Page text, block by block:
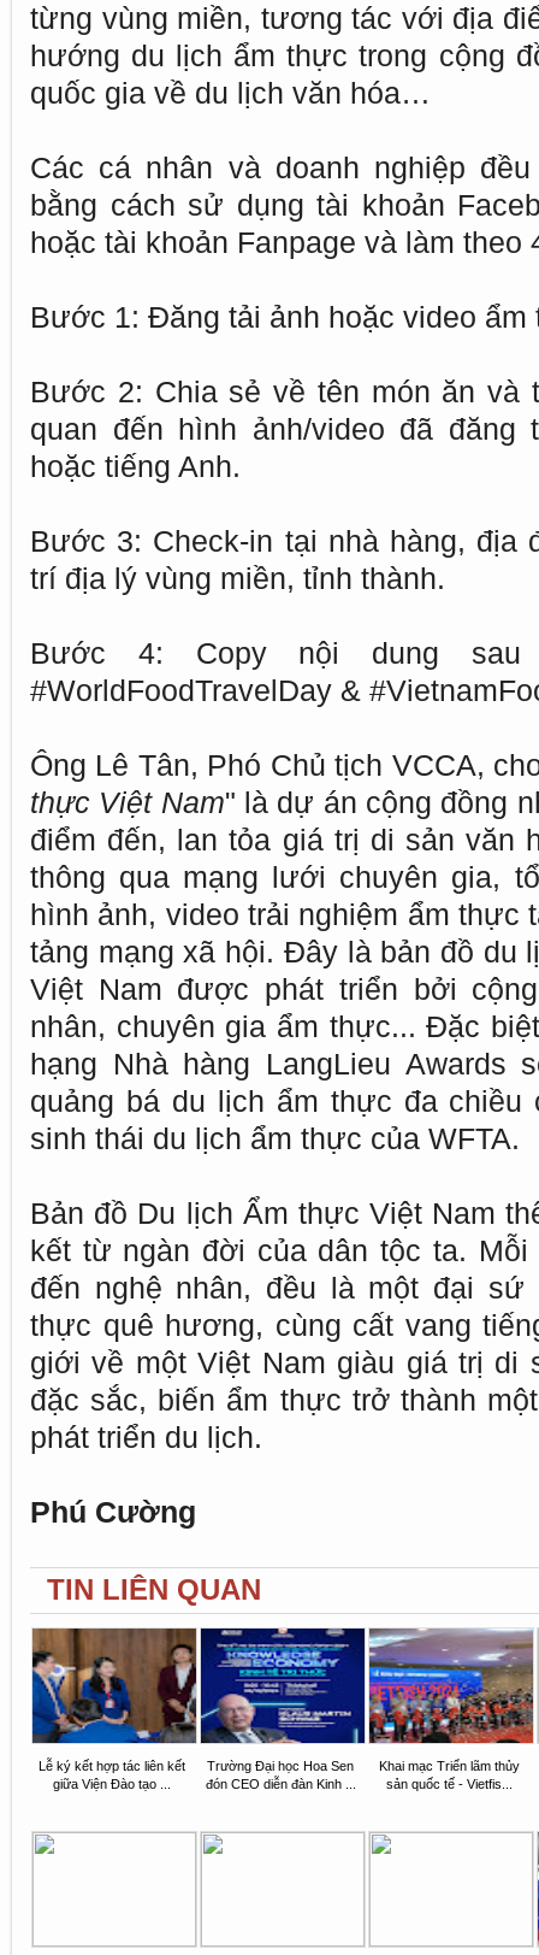
từng vùng miền, tương tác với địa
hướng du lịch ẩm thực trong cộng
quốc gia về du lịch văn hóa…
Các cá nhân và doanh nghiệp
bằng cách sử dụng tài khoản
hoặc tài khoản Fanpage và làm theo
Bước 1: Đăng tải ảnh hoặc video
Bước 2: Chia sẻ về tên món ăn và
quan đến hình ảnh/video đã đăng
hoặc tiếng Anh.
Bước 3: Check-in tại nhà hàng, địa
trí địa lý vùng miền, tỉnh thành.
Bước 4: Copy nội dung
#WorldFoodTravelDay &
Ông Lê Tân, Phó Chủ tịch VCCA,
thực Việt Nam" là dự án cộng đồng
điểm đến, lan tỏa giá trị di sản văn
thông qua mạng lưới chuyên gia,
hình ảnh, video trải nghiệm ẩm thực
tảng mạng xã hội. Đây là bản đồ du
Việt Nam được phát triển bởi
nhân, chuyên gia ẩm thực... Đặc
hạng Nhà hàng LangLieu Awards
quảng bá du lịch ẩm thực đa
sinh thái du lịch ẩm thực của WFTA.
Bản đồ Du lịch Ẩm thực Việt Nam
kết từ ngàn đời của dân tộc ta.
đến nghệ nhân, đều là một đại sứ
thực quê hương, cùng cất vang
giới về một Việt Nam giàu giá trị di
đặc sắc, biến ẩm thực trở thành
phát triển du lịch.
Phú Cường
TIN LIÊN QUAN
Lễ ký kết hợp tác liên kết
giữa Viện Đào tạo ...
Trường Đại học Hoa Sen
đón CEO diễn đàn Kinh ...
Khai mạc Triển lãm thủy
sản quốc tế - Vietfis...